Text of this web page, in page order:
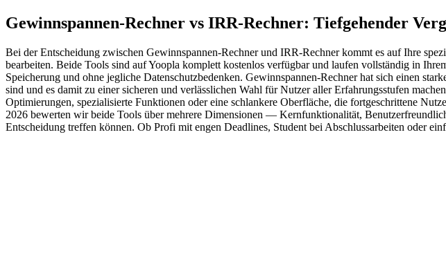
Gewinnspannen-Rechner vs IRR-Rechner: Tiefgehender
Bei der Entscheidung zwischen Gewinnspannen-Rechner und IRR-Rechner kommt es auf Ihre
bearbeiten. Beide Tools sind auf Yoopla komplett kostenlos verfügbar und laufen vollständig in
Speicherung und ohne jegliche Datenschutzbedenken. Gewinnspannen-Rechner hat sich einen
sind und es damit zu einer sicheren und verlässlichen Wahl für Nutzer aller Erfahrungsstufen
Optimierungen, spezialisierte Funktionen oder eine schlankere Oberfläche, die fortgeschrittene
2026 bewerten wir beide Tools über mehrere Dimensionen — Kernfunktionalität,
Entscheidung treffen können. Ob Profi mit engen Deadlines, Student bei Abschlussarbeiten oder